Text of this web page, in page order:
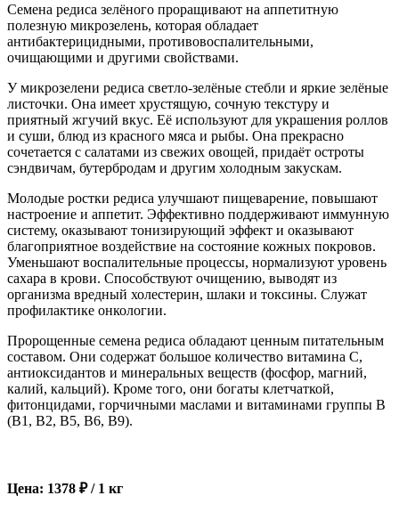
Семена редиса зелёного проращивают на аппетитную
полезную микрозелень, которая обладает
антибактерицидными, противовоспалительными,
очищающими и другими свойствами.
У микрозелени редиса светло-зелёные стебли и яркие зелёные
листочки. Она имеет хрустящую, сочную текстуру и
приятный жгучий вкус. Её используют для украшения роллов
и суши, блюд из красного мяса и рыбы. Она прекрасно
сочетается с салатами из свежих овощей, придаёт остроты
сэндвичам, бутербродам и другим холодным закускам.
Молодые ростки редиса улучшают пищеварение, повышают
настроение и аппетит. Эффективно поддерживают иммунную
систему, оказывают тонизирующий эффект и оказывают
благоприятное воздействие на состояние кожных покровов.
Уменьшают воспалительные процессы, нормализуют уровень
сахара в крови. Способствуют очищению, выводят из
организма вредный холестерин, шлаки и токсины. Служат
профилактике онкологии.
Пророщенные семена редиса обладают ценным питательным
составом. Они содержат большое количество витамина С,
антиоксидантов и минеральных веществ (фосфор, магний,
калий, кальций). Кроме того, они богаты клетчаткой,
фитонцидами, горчичными маслами и витаминами группы В
(В1, В2, В5, В6, В9).
Цена: 1378 ₽ / 1 кг